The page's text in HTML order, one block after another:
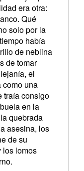
era otra:
Qué
solo por la
había
de neblina
de tomar
el
como una
traía consigo
en la
quebrada
asesina, los
de su
los lomos